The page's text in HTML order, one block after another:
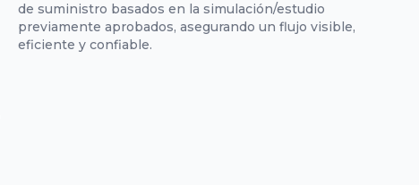
de suministro basados en la simulación/estudio
previamente aprobados, asegurando un flujo visible,
eficiente y confiable.